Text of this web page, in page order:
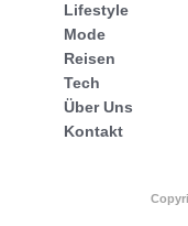
Lifestyle
Mode
Reisen
Tech
Über Uns
Kontakt